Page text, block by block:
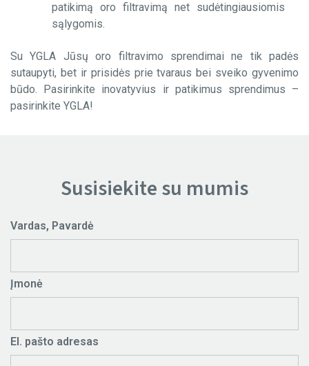
patikimą oro filtravimą net sudėtingiausiomis
sąlygomis.
Su YGLA Jūsų oro filtravimo sprendimai ne tik padės
sutaupyti, bet ir prisidės prie tvaraus bei sveiko gyvenimo
būdo. Pasirinkite inovatyvius ir patikimus sprendimus –
pasirinkite YGLA!
Susisiekite su mumis
Vardas, Pavardė
Įmonė
El. pašto adresas